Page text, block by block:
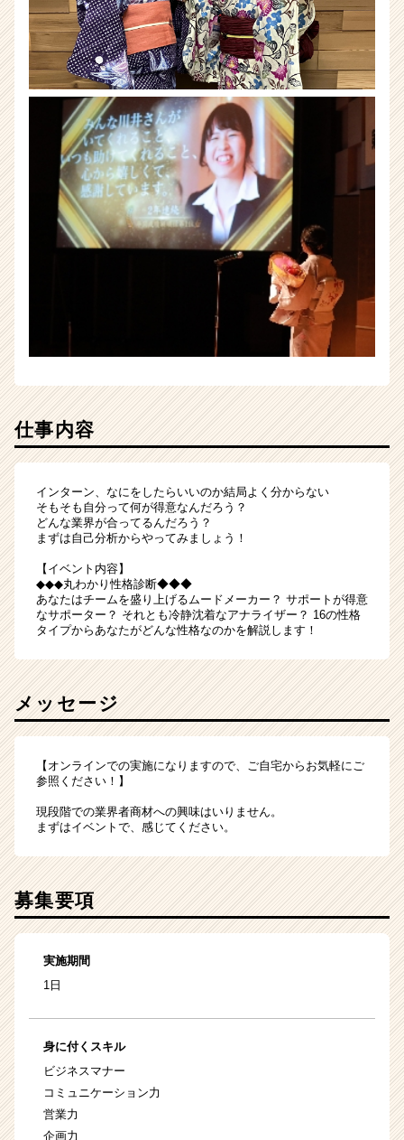
ト
チ
ア
キ
ャ
リ
ア
（CheerCareer）
仕事内容
インターン、なにをしたらいいのか結局よく分からない
そもそも自分って何が得意なんだろう？
どんな業界が合ってるんだろう？
まずは自己分析からやってみましょう！
【イベント内容】
◆◆◆丸わかり性格診断◆◆◆
あなたはチームを盛り上げるムードメーカー？ サポートが得意
なサポーター？ それとも冷静沈着なアナライザー？ 16の性格
タイプからあなたがどんな性格なのかを解説します！
メッセージ
【オンラインでの実施になりますので、ご自宅からお気軽にご
参照ください！】
現段階での業界者商材への興味はいりません。
まずはイベントで、感じてください。
募集要項
実施期間
1日
身に付くスキル
ビジネスマナー
コミュニケーション力
営業力
企画力